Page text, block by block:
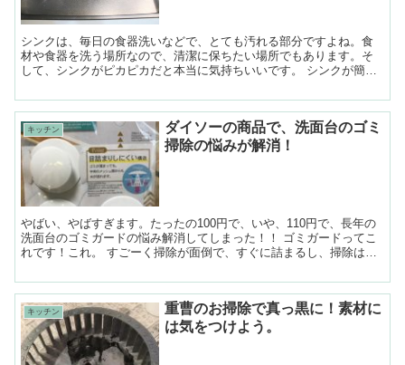
シンクは、毎日の食器洗いなどで、とても汚れる部分ですよね。食
材や食器を洗う場所なので、清潔に保ちたい場所でもあります。そ
して、シンクがピカピカだと本当に気持ちいいです。 シンクが簡単
キッチン
ダイソーの商品で、洗面台のゴミ
掃除の悩みが解消！
やばい、やばすぎます。たったの100円で、いや、110円で、長年の
洗面台のゴミガードの悩み解消してしまった！！ ゴミガードってこ
れです！これ。 すごーく掃除が面倒で、すぐに詰まるし、掃除はし
キッチン
重曹のお掃除で真っ黒に！素材に
は気をつけよう。